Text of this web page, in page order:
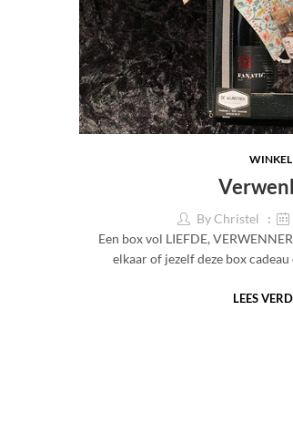
WINKEL
ByChristel
Een box vol LIEFDE,
elkaar of jezelf deze box
LEES